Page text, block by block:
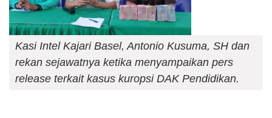
Kasi Intel Kajari Basel, Antonio Kusuma, SH dan
rekan sejawatnya ketika menyampaikan pers
release terkait kasus kuropsi DAK Pendidikan.